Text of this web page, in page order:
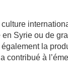
Syrie ou de
la
contribué à